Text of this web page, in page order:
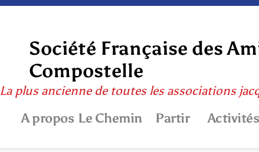
Société Française des
Compostelle
La plus ancienne de toutes les associations
A propos Le Chemin Partir Activités